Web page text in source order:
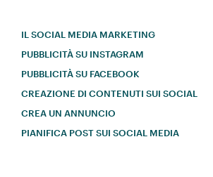
IL SOCIAL MEDIA MARKETING
PUBBLICITÀ SU INSTAGRAM
PUBBLICITÀ SU FACEBOOK
CREAZIONE DI CONTENUTI SUI SOCIAL
CREA UN ANNUNCIO
PIANIFICA POST SUI SOCIAL MEDIA